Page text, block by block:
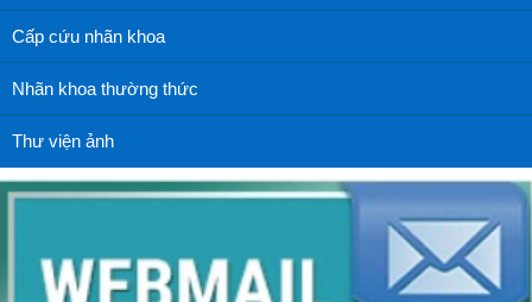
Cấp cứu nhãn khoa
Nhãn khoa thường thức
Thư viện ảnh